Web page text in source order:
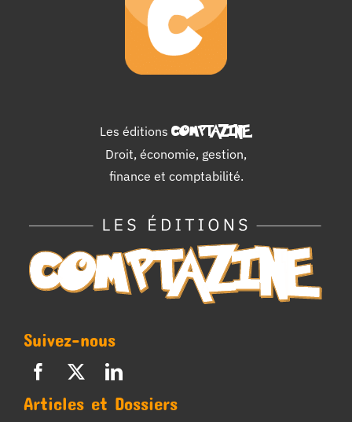
Les éditions COMPTAZINE.
Droit, économie, gestion,
finance et comptabilité.
Suivez-nous
Articles et Dossiers